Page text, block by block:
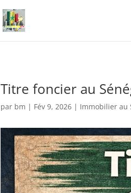
Titre foncier au
par bm | Fév 9, 2026 | Immobilier au